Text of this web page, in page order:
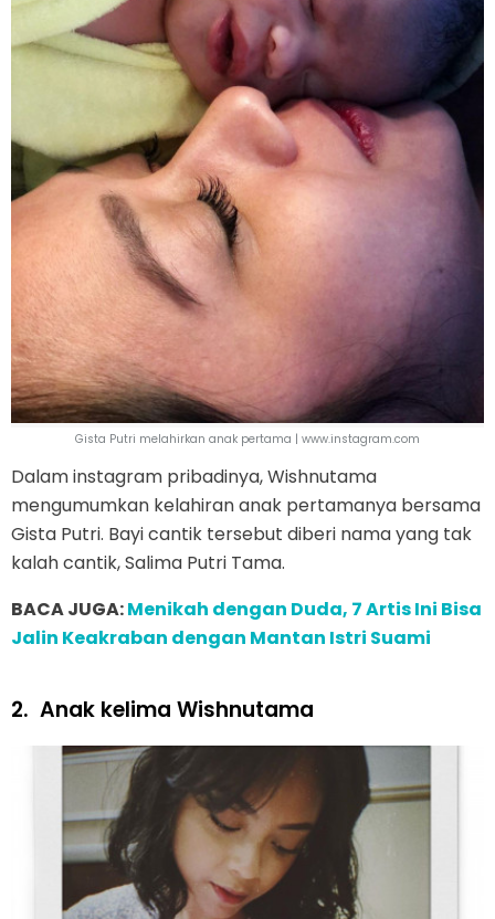
Gista Putri melahirkan anak pertama | www.instagram.com
Dalam instagram pribadinya, Wishnutama
mengumumkan kelahiran anak pertamanya bersama
Gista Putri. Bayi cantik tersebut diberi nama yang tak
kalah cantik, Salima Putri Tama.
BACA JUGA:Menikah dengan Duda, 7 Artis Ini Bisa
Jalin Keakraban dengan Mantan Istri Suami
2. Anak kelima Wishnutama